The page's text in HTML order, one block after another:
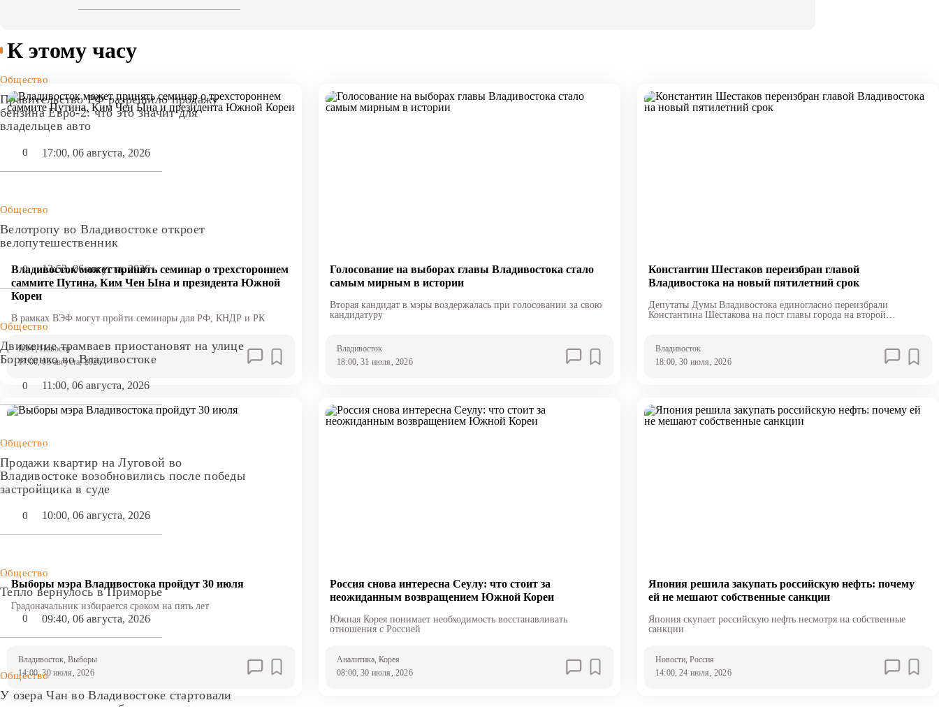
К этому часу
Общество
Правительство РФ разрешило продажу
бензина Евро-2: что это значит для
владельцев авто
0 17:00, 06 августа, 2026
Общество
Велотропу во Владивостоке откроет
велопутешественник
0 13:52, 06 августа, 2026
Общество
Движение трамваев приостановят на улице
Борисенко во Владивостоке
0 11:00, 06 августа, 2026
Общество
Продажи квартир на Луговой во
Владивостоке возобновились после победы
застройщика в суде
0 10:00, 06 августа, 2026
Общество
Тепло вернулось в Приморье
0 09:40, 06 августа, 2026
Общество
У озера Чан во Владивостоке стартовали
Владивосток может принять семинар о трехстороннем
саммите Путина, Ким Чен Ына и президента Южной
Кореи
В рамках ВЭФ могут пройти семинары для РФ, КНДР и РК
ВЭФ, Новости
17:00, 03 августа, 2026
Голосование на выборах главы Владивостока стало
самым мирным в истории
Вторая кандидат в мэры воздержалась при голосовании за свою
кандидатуру
Владивосток
18:00, 31 июля, 2026
Константин Шестаков переизбран главой
Владивостока на новый пятилетний срок
Депутаты Думы Владивостока единогласно переизбрали
Константина Шестакова на пост главы города на второй
Владивосток
18:00, 30 июля, 2026
Выборы мэра Владивостока пройдут 30 июля
Градоначальник избирается сроком на пять лет
Владивосток , Выборы
14:00, 30 июля, 2026
Россия снова интересна Сеулу: что стоит за
неожиданным возвращением Южной Кореи
Южная Корея понимает необходимость восстанавливать
отношения с Россией
Аналитика, Корея
08:00, 30 июля, 2026
Япония решила закупать российскую нефть: почему
ей не мешают собственные санкции
Япония скупает российскую нефть несмотря на собственные
санкции
Новости, Россия
14:00, 24 июля, 2026